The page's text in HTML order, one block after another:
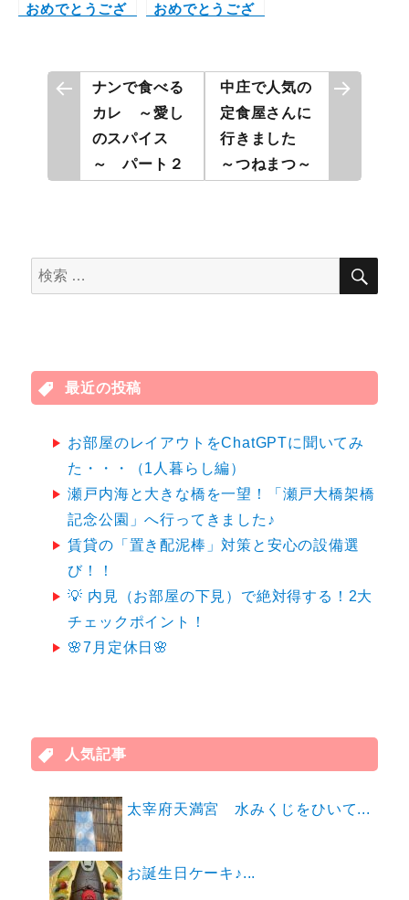
おめでとうござ
おめでとうござ
投
ー
ン
ナンで食べる
カレ ～愛し
のスパイス
～ パート２
中庄で人気の
定食屋さんに
行きました
～つねまつ～
検
索
最近の投稿
お部屋のレイアウトをChatGPTに聞いてみ
た・・・（1人暮らし編）
瀬戸内海と大きな橋を一望！「瀬戸大橋架橋
記念公園」へ行ってきました♪
賃貸の「置き配泥棒」対策と安心の設備選
び！！
💡 内見（お部屋の下見）で絶対得する！2大
チェックポイント！
🌸7月定休日🌸
人気記事
太宰府天満宮 水みくじをひいて...
お誕生日ケーキ♪...